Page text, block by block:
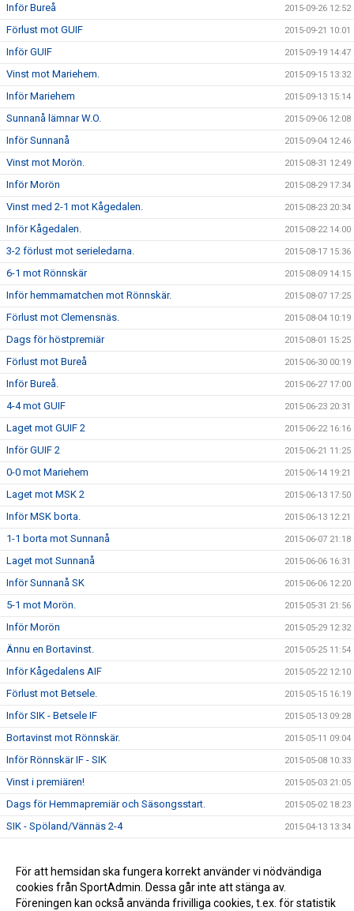
Inför Bureå 2015-09-26 12:52
Förlust mot GUIF 2015-09-21 10:01
Inför GUIF 2015-09-19 14:47
Vinst mot Mariehem. 2015-09-15 13:32
Inför Mariehem 2015-09-13 15:14
Sunnanå lämnar W.O. 2015-09-06 12:08
Inför Sunnanå 2015-09-04 12:46
Vinst mot Morön. 2015-08-31 12:49
Inför Morön 2015-08-29 17:34
Vinst med 2-1 mot Kågedalen. 2015-08-23 20:34
Inför Kågedalen. 2015-08-22 14:00
3-2 förlust mot serieledarna. 2015-08-17 15:36
6-1 mot Rönnskär 2015-08-09 14:15
Inför hemmamatchen mot Rönnskär. 2015-08-07 17:25
Förlust mot Clemensnäs. 2015-08-04 10:19
Dags för höstpremiär 2015-08-01 15:25
Förlust mot Bureå 2015-06-30 00:19
Inför Bureå. 2015-06-27 17:00
4-4 mot GUIF 2015-06-23 20:31
Laget mot GUIF 2 2015-06-22 16:16
Inför GUIF 2 2015-06-21 11:25
0-0 mot Mariehem 2015-06-14 19:21
Laget mot MSK 2 2015-06-13 17:50
Inför MSK borta. 2015-06-13 12:21
1-1 borta mot Sunnanå 2015-06-07 21:18
Laget mot Sunnanå 2015-06-06 16:31
Inför Sunnanå SK 2015-06-06 12:20
5-1 mot Morön. 2015-05-31 21:56
Inför Morön 2015-05-29 12:32
Ännu en Bortavinst. 2015-05-25 11:54
Inför Kågedalens AIF 2015-05-22 12:10
Förlust mot Betsele. 2015-05-15 16:19
Inför SIK - Betsele IF 2015-05-13 09:28
Bortavinst mot Rönnskär. 2015-05-11 09:04
Inför Rönnskär IF - SIK 2015-05-08 10:33
Vinst i premiären! 2015-05-03 21:05
Dags för Hemmapremiär och Säsongsstart. 2015-05-02 18:23
SIK - Spöland/Vännäs 2-4 2015-04-13 13:34
Vinst mot MSK2 2015-03-30 10:45
Sandvik - IFK Umeå 2-3 2015-03-22 20:44
För att hemsidan ska fungera korrekt använder vi nödvändiga
cookies från SportAdmin. Dessa går inte att stänga av.
Föreningen kan också använda frivilliga cookies, t.ex. för statistik